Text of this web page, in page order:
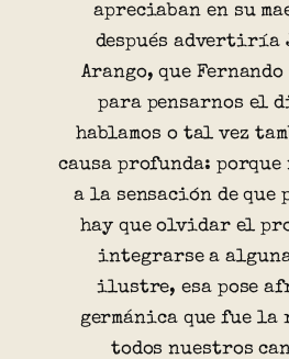
apreciaban en su
después advertiría
Arango, que Fernando
para pensarnos el
hablamos o tal vez
causa profunda:
a la sensación de que
hay que olvidar el
integrarse a
ilustre, esa pose
germánica que fue
todos nuestros